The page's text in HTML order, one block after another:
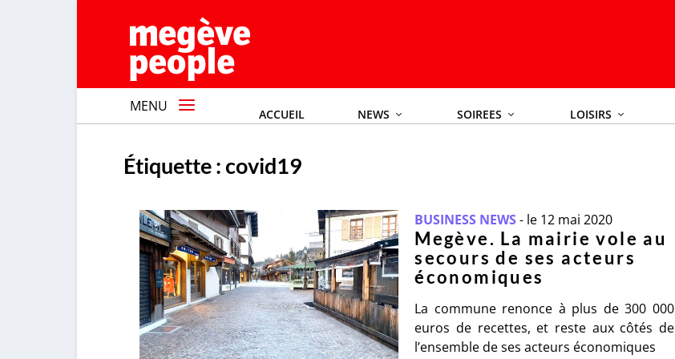
MENU ACCUEIL NEWS SOIREES LOISIRS
Étiquette :covid19
BUSINESS NEWS- le 12 mai 2020
Megève. La mairie vole au
secours de ses acteurs
économiques
La commune renonce à plus de 300 000
euros de recettes, et reste aux côtés de
l’ensemble de ses acteurs économiques